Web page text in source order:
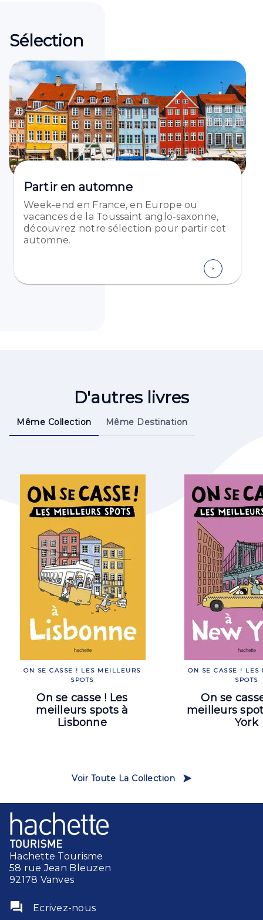
Sélection
Partir en automne
Week-end en France, en Europe ou
vacances de la Toussaint anglo-saxonne,
découvrez notre sélection pour partir cet
automne.
D'autres livres
Même Collection Même Destination
ON SE CASSE ! LES MEILLEURS
SPOTS
On se casse ! Les
meilleurs spots à
Lisbonne
ON SE CASSE ! LES
SPOTS
On se
meilleurs
York
Voir Toute La Collection
Hachette Tourisme
58 rue Jean Bleuzen
92178 Vanves
question_answer Ecrivez-nous